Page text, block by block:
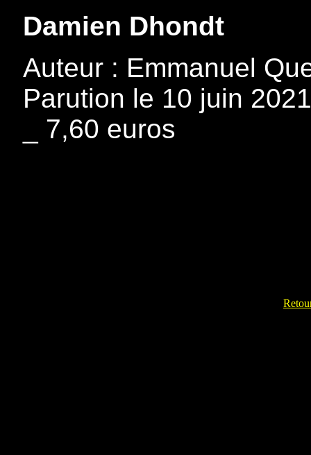
Damien Dhondt
Auteur : Emmanuel
Parution le 10 juin
_ 7,60 euros